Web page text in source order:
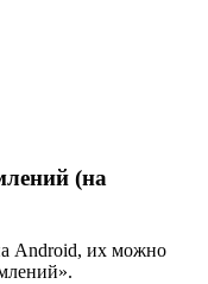
(на
Android, их можно